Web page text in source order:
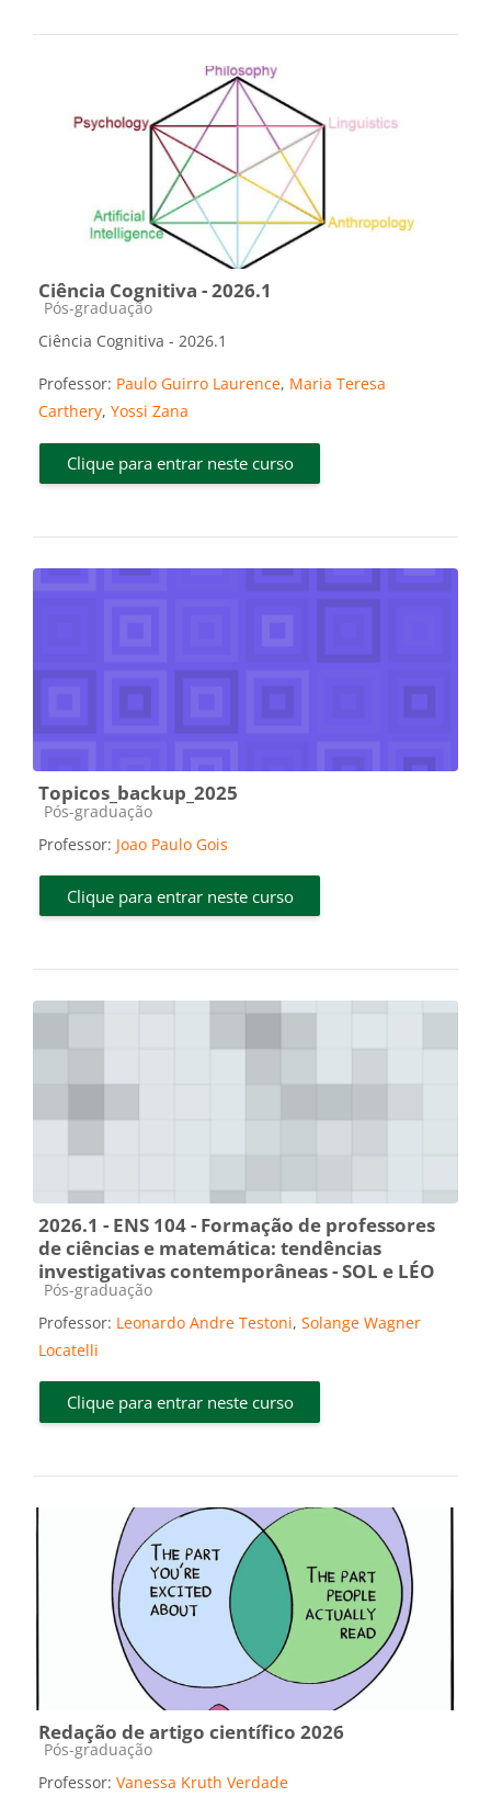
Ciência Cognitiva - 2026.1
Categoria do curso
Pós-graduação
Ciência Cognitiva - 2026.1
Professor: Paulo Guirro Laurence, Maria Teresa
Carthery, Yossi Zana
Clique para entrar neste curso
Topicos_backup_2025
Categoria do curso
Pós-graduação
Professor: Joao Paulo Gois
Clique para entrar neste curso
2026.1 - ENS 104 - Formação de professores
de ciências e matemática: tendências
investigativas contemporâneas - SOL e LÉO
Categoria do curso
Pós-graduação
Professor: Leonardo Andre Testoni, Solange Wagner
Locatelli
Clique para entrar neste curso
Redação de artigo científico 2026
Categoria do curso
Pós-graduação
Professor: Vanessa Kruth Verdade